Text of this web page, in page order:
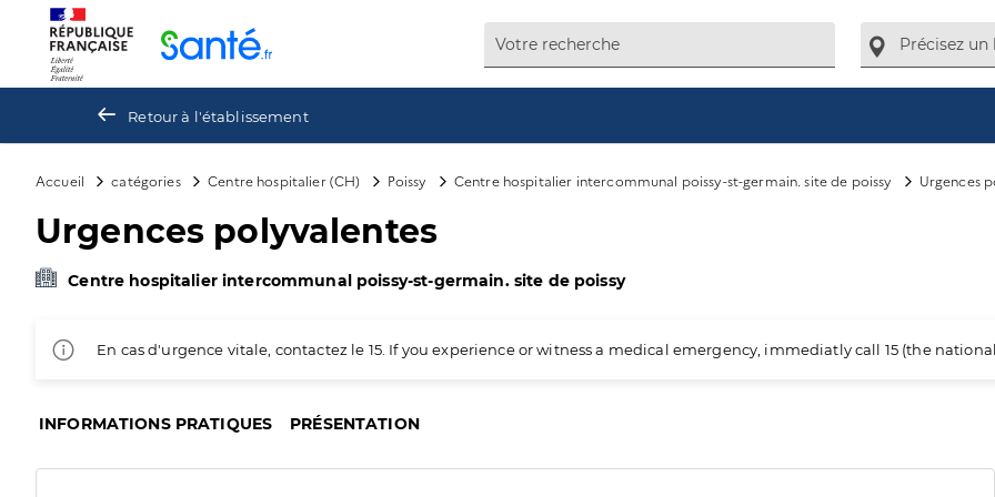
Retour à l'établissement
Accueil catégories Centre hospitalier (CH) Poissy Centre hospitalier intercommunal poissy-st-germain. site de poissy Urgences
Urgences polyvalentes
Centre hospitalier intercommunal poissy-st-germain. site de poissy
En cas d'urgence vitale, contactez le 15. If you experience or witness a medical emergency, immediatly call 15 (the
INFORMATIONS PRATIQUES PRÉSENTATION
Panneau de gestion des cookies